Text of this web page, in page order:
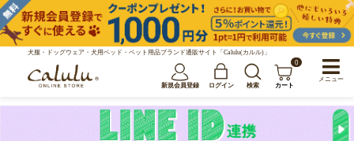
犬服・ドッグウェア・犬用ベッド・ペット用品ブランド通販サイト「Calulu(カルル)」
新規会員登録 ログイン 検索
0
カート
メニュー